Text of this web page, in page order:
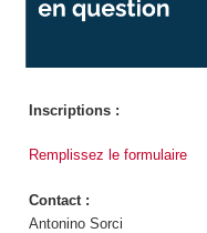
Inscriptions :
Remplissez le formulaire
Contact :
Antonino Sorci